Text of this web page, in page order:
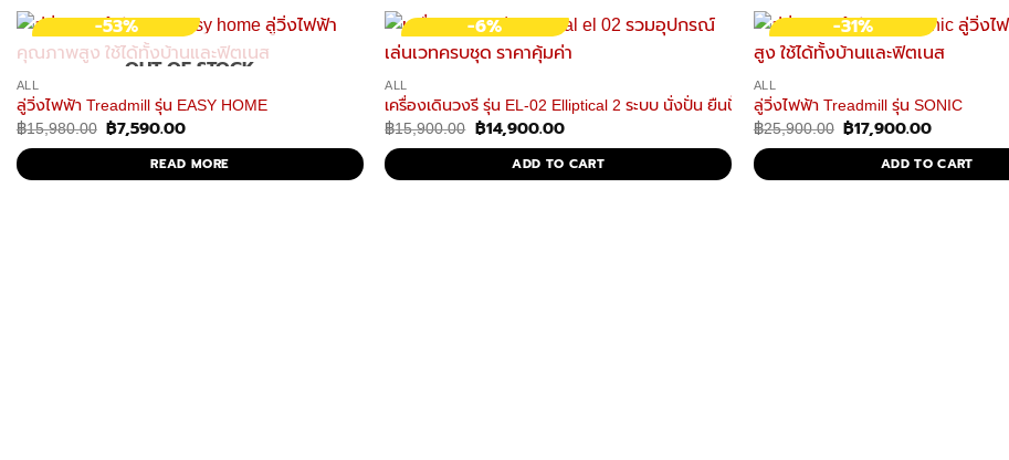
-53%
OUT OF STOCK
ALL
ลู่วิ่งไฟฟ้า Treadmill รุ่น EASY HOME
฿15,980.00 Original
฿15,980.00.
฿7,590.00Current
is:
฿7,590.00.
READ MORE
-6%
ALL
เครื่องเดินวงรี รุ่น EL-02 Elliptical 2 ระบบ นั่งปั่น ยืนปั่น อีลิปติคัล 2in1
฿15,900.00 Original
฿15,900.00.
฿14,900.00Current
is:
฿14,900.00.
ADD TO CART
-31%
ALL
ลู่วิ่งไฟฟ้า Treadmill รุ่น SONIC
฿25,900.00 Original
฿25,900.00.
฿17,900.00Current
is:
฿17,900.00.
ADD TO CART